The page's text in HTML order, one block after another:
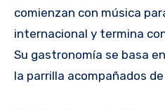
comienzan con música
internacional y termina
Su gastronomía se basa
la parrilla acompañados